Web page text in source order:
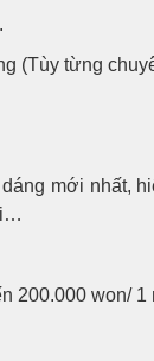
(Tùy từng
mới nhất,
200.000 won/